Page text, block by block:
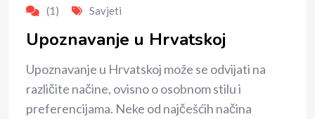
(1) Savjeti
Upoznavanje u Hrvatskoj
Upoznavanje u Hrvatskoj može se odvijati na
različite načine, ovisno o osobnom stilu i
preferencijama. Neke od najčešćih načina